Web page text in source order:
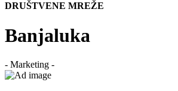
DRUŠTVENE MREŽE
Banjaluka
- Marketing -